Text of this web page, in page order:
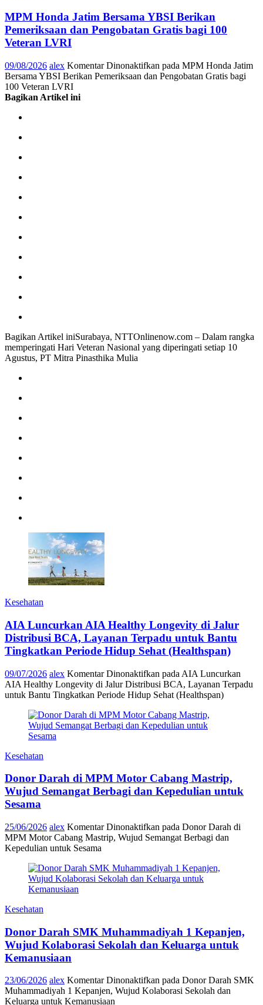
MPM Honda Jatim Bersama YBSI Berikan
Pemeriksaan dan Pengobatan Gratis bagi 100
Veteran LVRI
09/08/2026 alex Komentar Dinonaktifkan pada MPM Honda Jatim
Bersama YBSI Berikan Pemeriksaan dan Pengobatan Gratis bagi
100 Veteran LVRI
Bagikan Artikel ini
Bagikan Artikel iniSurabaya, NTTOnlinenow.com – Dalam rangka
memperingati Hari Veteran Nasional yang diperingati setiap 10
Agustus, PT Mitra Pinasthika Mulia
Kesehatan
AIA Luncurkan AIA Healthy Longevity di Jalur
Distribusi BCA, Layanan Terpadu untuk Bantu
Tingkatkan Periode Hidup Sehat (Healthspan)
09/07/2026 alex Komentar Dinonaktifkan pada AIA Luncurkan
AIA Healthy Longevity di Jalur Distribusi BCA, Layanan Terpadu
untuk Bantu Tingkatkan Periode Hidup Sehat (Healthspan)
Kesehatan
Donor Darah di MPM Motor Cabang Mastrip,
Wujud Semangat Berbagi dan Kepedulian untuk
Sesama
25/06/2026 alex Komentar Dinonaktifkan pada Donor Darah di
MPM Motor Cabang Mastrip, Wujud Semangat Berbagi dan
Kepedulian untuk Sesama
Kesehatan
Donor Darah SMK Muhammadiyah 1 Kepanjen,
Wujud Kolaborasi Sekolah dan Keluarga untuk
Kemanusiaan
23/06/2026 alex Komentar Dinonaktifkan pada Donor Darah SMK
Muhammadiyah 1 Kepanjen, Wujud Kolaborasi Sekolah dan
Keluarga untuk Kemanusiaan